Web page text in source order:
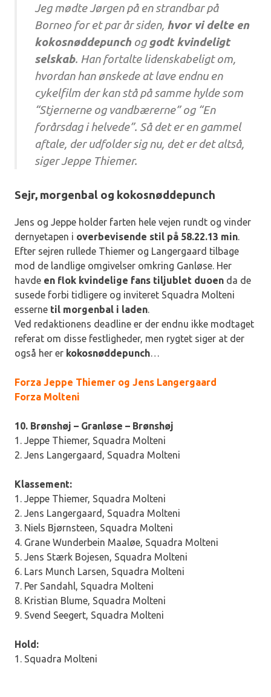
Jeg mødte Jørgen på en strandbar på
Borneo for et par år siden, hvor vi delte en
kokosnøddepunchog godt kvindeligt
selskab. Han fortalte lidenskabeligt om,
hvordan han ønskede at lave endnu en
cykelfilm der kan stå på samme hylde som
“Stjernerne og vandbærerne” og “En
forårsdag i helvede”. Så det er en gammel
aftale, der udfolder sig nu, det er det altså,
siger Jeppe Thiemer.
Sejr, morgenbal og kokosnøddepunch
Jens og Jeppe holder farten hele vejen rundt og vinder
dernyetapen i overbevisende stil på 58.22.13 min.
Efter sejren rullede Thiemer og Langergaard tilbage
mod de landlige omgivelser omkring Ganløse. Her
havde en flok kvindelige fans tiljublet duoen da de
susede forbi tidligere og inviteret Squadra Molteni
esserne til morgenbal i laden.
Ved redaktionens deadline er der endnu ikke modtaget
referat om disse festligheder, men rygtet siger at der
også her er kokosnøddepunch…
Forza Jeppe Thiemer og Jens Langergaard
Forza Molteni
10. Brønshøj – Granløse – Brønshøj
1. Jeppe Thiemer, Squadra Molteni
2. Jens Langergaard, Squadra Molteni
Klassement:
1. Jeppe Thiemer, Squadra Molteni
2. Jens Langergaard, Squadra Molteni
3. Niels Bjørnsteen, Squadra Molteni
4. Grane Wunderbein Maaløe, Squadra Molteni
5. Jens Stærk Bojesen, Squadra Molteni
6. Lars Munch Larsen, Squadra Molteni
7. Per Sandahl, Squadra Molteni
8. Kristian Blume, Squadra Molteni
9. Svend Seegert, Squadra Molteni
Hold:
1. Squadra Molteni